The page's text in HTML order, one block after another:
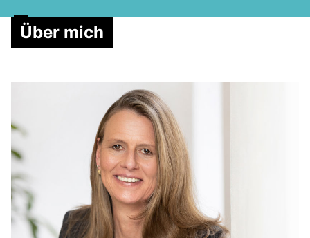
MELDUNGEN
SOZIALE MEDIEN
KLARTEXT
Über mich